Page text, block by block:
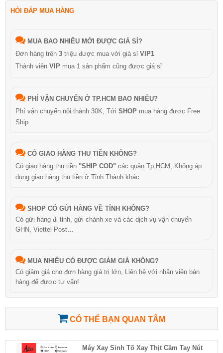
HỎI ĐÁP MUA HÀNG
MUA BAO NHIÊU MỚI ĐƯỢC GIÁ SỈ?
Đơn hàng trên 3 triệu được mua với giá sỉ VIP1
Thành viên VIP mua 1 sản phẩm cũng được giá sỉ
PHÍ VẬN CHUYỂN Ở TP.HCM BAO NHIÊU?
Phí vận chuyển nội thành 30K, Tới SHOP mua hàng được Free
Ship
CÓ GIAO HÀNG THU TIỀN KHÔNG?
Có giao hàng thu tiền "SHIP COD" các quận Tp.HCM, Không áp
dụng giao hàng thu tiền ở Tỉnh Thành khác
SHOP CÓ GỬI HÀNG VỀ TỈNH KHÔNG?
Có gửi hàng đi tỉnh, gửi chành xe và các dịch vụ vận chuyển
GHN, Viettel Post…
MUA NHIỀU CÓ ĐƯỢC GIẢM GIÁ KHÔNG?
Có giảm giá cho đơn hàng giá trị lớn, Liên hệ với nhân viên bán
hàng để được tư vấn!
CÓ THỂ BẠN QUAN TÂM
Máy Xay Sinh Tố Xay Thịt Cầm Tay Nút